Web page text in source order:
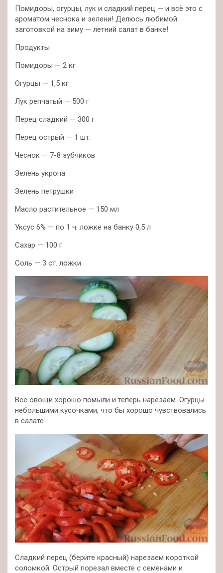
Помидоры, огурцы, лук и сладкий перец — и всё это с
ароматом чеснока и зелени! Делюсь любимой
заготовкой на зиму — летний салат в банке!
Продукты
Помидоры — 2 кг
Огурцы — 1,5 кг
Лук репчатый — 500 г
Перец сладкий — 300 г
Перец острый — 1 шт.
Чеснок — 7-8 зубчиков
Зелень укропа
Зелень петрушки
Масло растительное — 150 мл
Уксус 6% — по 1 ч. ложке на банку 0,5 л
Сахар — 100 г
Соль — 3 ст. ложки
Все овощи хорошо помыли и теперь нарезаем. Огурцы
небольшими кусочками, что бы хорошо чувствовались
в салате.
Сладкий перец (берите красный) нарезаем короткой
соломкой. Острый порезал вместе с семенами и